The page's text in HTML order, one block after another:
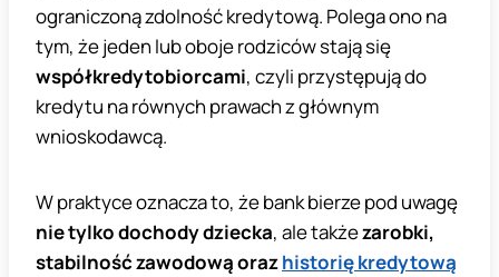
ograniczoną zdolność kredytową. Polega ono na
tym, że jeden lub oboje rodziców stają się
współkredytobiorcami, czyli przystępują do
kredytu na równych prawach z głównym
wnioskodawcą.
W praktyce oznacza to, że bank bierze pod uwagę
nie tylko dochody dziecka, ale takżezarobki,
stabilność zawodową orazhistorię kredytową